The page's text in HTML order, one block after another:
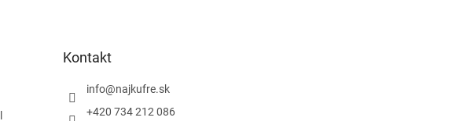
Kontakt
info@najkufre.sk
+420 734 212 086